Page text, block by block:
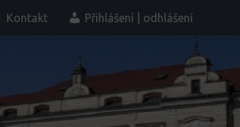
Kontakt Přihlášení | odhlášení